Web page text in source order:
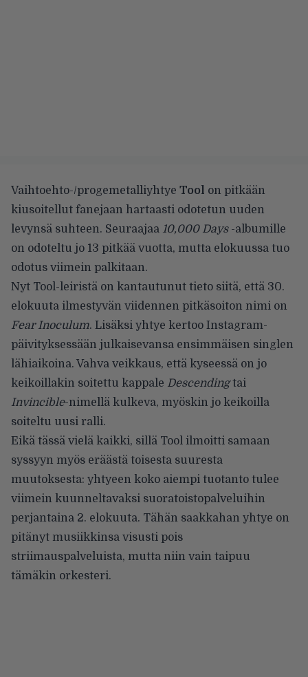
Vaihtoehto-/progemetalliyhtye Tool
on pitkään
kiusoitellut fanejaan hartaasti odotetun uuden
levynsä suhteen. Seuraajaa 10,000 Days-albumille
on odoteltu jo 13 pitkää vuotta, mutta elokuussa tuo
odotus viimein palkitaan.
Nyt Tool-leiristä on kantautunut tieto siitä, että 30.
elokuuta ilmestyvän viidennen pitkäsoiton nimi on
Fear Inoculum. Lisäksi yhtye kertoo Instagram-
päivityksessään julkaisevansa ensimmäisen singlen
lähiaikoina. Vahva veikkaus, että kyseessä on jo
keikoillakin soitettu kappale Descendingtai
Invincible-nimellä kulkeva, myöskin jo keikoilla
soiteltu uusi ralli.
Eikä tässä vielä kaikki, sillä Tool ilmoitti samaan
syssyyn myös eräästä toisesta suuresta
muutoksesta: yhtyeen koko aiempi tuotanto tulee
viimein kuunneltavaksi suoratoistopalveluihin
perjantaina 2. elokuuta. Tähän saakkahan yhtye on
pitänyt musiikkinsa visusti pois
striimauspalveluista, mutta niin vain taipuu
tämäkin orkesteri.